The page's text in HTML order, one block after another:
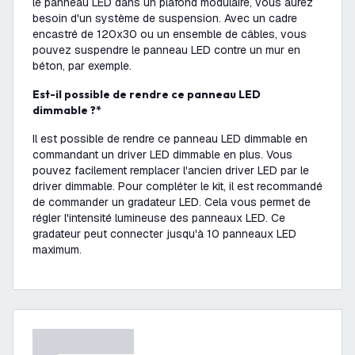
besoin d'un système de suspension. Avec un cadre
encastré de 120x30 ou un ensemble de câbles, vous
pouvez suspendre le panneau LED contre un mur en
béton, par exemple.
Est-il possible de rendre ce panneau LED
dimmable ?*
Il est possible de rendre ce panneau LED dimmable en
commandant un driver LED dimmable en plus. Vous
pouvez facilement remplacer l'ancien driver LED par le
driver dimmable. Pour compléter le kit, il est recommandé
de commander un gradateur LED. Cela vous permet de
régler l'intensité lumineuse des panneaux LED. Ce
gradateur peut connecter jusqu'à 10 panneaux LED
maximum.